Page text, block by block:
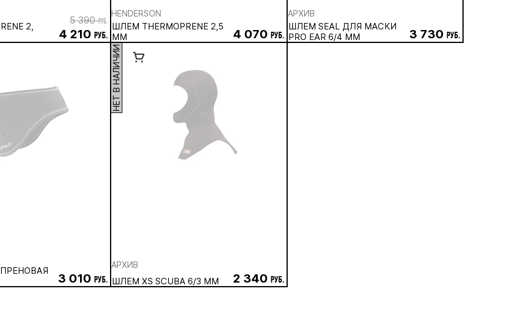
2,
5 390руб.
4 210 руб.
HENDERSON
ШЛЕМ THERMOPRENE 2,5
ММ
4 070 руб.
АРХИВ
ШЛЕМ SEAL ДЛЯ МАСКИ
PRO EAR 6/4 ММ
3 730 руб.
3 010 руб.
НЕТ В НАЛИЧИИ
АРХИВ
ШЛЕМ XS SCUBA 6/3 ММ 2 340 руб.